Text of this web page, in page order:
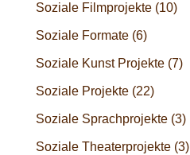
Soziale Filmprojekte(10)
Soziale Formate(6)
Soziale Kunst Projekte(7)
Soziale Projekte(22)
Soziale Sprachprojekte(3)
Soziale Theaterprojekte(3)